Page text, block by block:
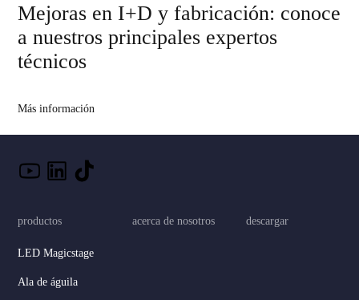
Mejoras en I+D y fabricación: conoce
a nuestros principales expertos
técnicos
Más información
productos
LED Magicstage
Ala de águila
acerca de nosotros descargar